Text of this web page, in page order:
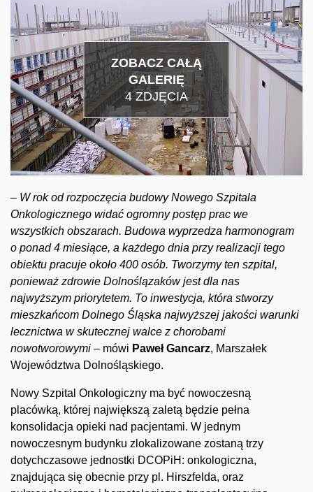
ZOBACZ CAŁĄ
GALERIĘ
4 ZDJĘCIA
– W rok od rozpoczęcia budowy Nowego Szpitala
Onkologicznego widać ogromny postęp prac we
wszystkich obszarach. Budowa wyprzedza harmonogram
o ponad 4 miesiące, a każdego dnia przy realizacji tego
obiektu pracuje około 400 osób. Tworzymy ten szpital,
ponieważ zdrowie Dolnoślązaków jest dla nas
najwyższym priorytetem. To inwestycja, która stworzy
mieszkańcom Dolnego Śląska najwyższej jakości warunki
lecznictwa w skutecznej walce z chorobami
nowotworowymi – mówi Paweł Gancarz, Marszałek
Województwa Dolnośląskiego.
Nowy Szpital Onkologiczny ma być nowoczesną
placówką, której największą zaletą będzie pełna
konsolidacja opieki nad pacjentami. W jednym
nowoczesnym budynku zlokalizowane zostaną trzy
dotychczasowe jednostki DCOPiH: onkologiczna,
znajdująca się obecnie przy pl. Hirszfelda, oraz